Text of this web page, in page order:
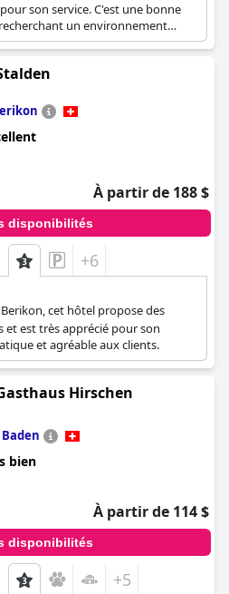
son service. C'est une bonne
un environnement
À partir de 188 $
disponibilités
+6
cet hôtel propose des
est très apprécié pour son
et agréable aux clients.
Hirschen
Baden
bien
À partir de 114 $
disponibilités
+5